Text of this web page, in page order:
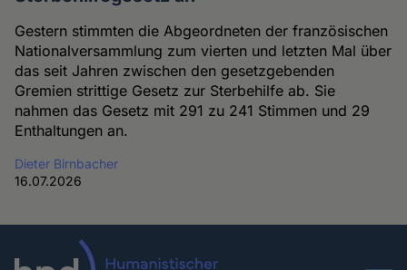
Gestern stimmten die Abgeordneten der französischen
Nationalversammlung zum vierten und letzten Mal über
das seit Jahren zwischen den gesetzgebenden
Gremien strittige Gesetz zur Sterbehilfe ab. Sie
nahmen das Gesetz mit 291 zu 241 Stimmen und 29
Enthaltungen an.
Dieter Birnbacher
16.07.2026